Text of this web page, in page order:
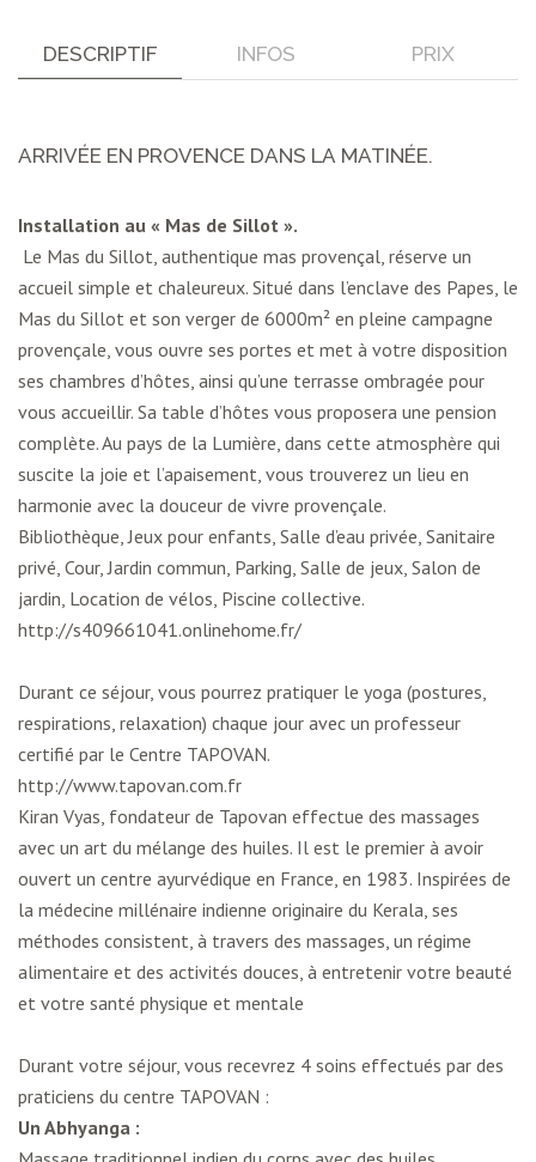
DESCRIPTIF INFOS PRIX
ARRIVÉE EN PROVENCE DANS LA MATINÉE.
Installation au « Mas de Sillot ».
Le Mas du Sillot, authentique mas provençal, réserve un
accueil simple et chaleureux. Situé dans l’enclave des Papes, le
Mas du Sillot et son verger de 6000m² en pleine campagne
provençale, vous ouvre ses portes et met à votre disposition
ses chambres d’hôtes, ainsi qu’une terrasse ombragée pour
vous accueillir. Sa table d’hôtes vous proposera une pension
complète. Au pays de la Lumière, dans cette atmosphère qui
suscite la joie et l’apaisement, vous trouverez un lieu en
harmonie avec la douceur de vivre provençale.
Bibliothèque, Jeux pour enfants, Salle d’eau privée, Sanitaire
privé, Cour, Jardin commun, Parking, Salle de jeux, Salon de
jardin, Location de vélos, Piscine collective.
http://s409661041.onlinehome.fr/
Durant ce séjour, vous pourrez pratiquer le yoga (postures,
respirations, relaxation) chaque jour avec un professeur
certifié par le Centre TAPOVAN.
http://www.tapovan.com.fr
Kiran Vyas, fondateur de Tapovan effectue des massages
avec un art du mélange des huiles. Il est le premier à avoir
ouvert un centre ayurvédique en France, en 1983. Inspirées de
la médecine millénaire indienne originaire du Kerala, ses
méthodes consistent, à travers des massages, un régime
alimentaire et des activités douces, à entretenir votre beauté
et votre santé physique et mentale
Durant votre séjour, vous recevrez 4 soins effectués par des
praticiens du centre TAPOVAN :
Un Abhyanga :